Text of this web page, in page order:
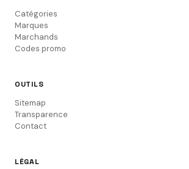
Catégories
Marques
Marchands
Codes promo
OUTILS
Sitemap
Transparence
Contact
LÉGAL